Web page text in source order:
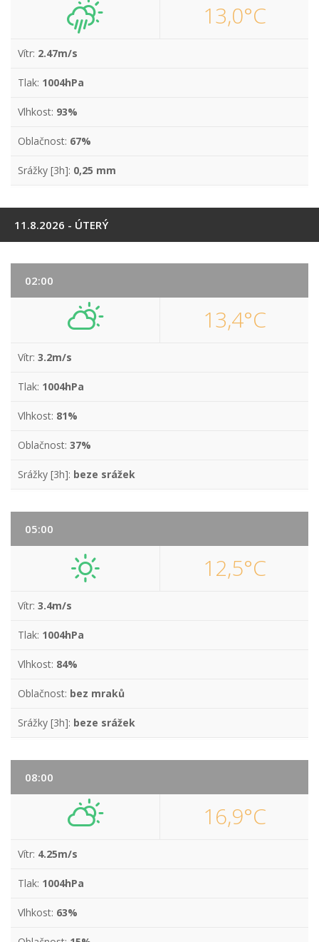
13,0°C
Vítr: 2.47m/s
Tlak: 1004hPa
Vlhkost: 93%
Oblačnost: 67%
Srážky [3h]: 0,25 mm
11.8.2026 - ÚTERÝ
02:00
13,4°C
Vítr: 3.2m/s
Tlak: 1004hPa
Vlhkost: 81%
Oblačnost: 37%
Srážky [3h]: beze srážek
05:00
12,5°C
Vítr: 3.4m/s
Tlak: 1004hPa
Vlhkost: 84%
Oblačnost: bez mraků
Srážky [3h]: beze srážek
08:00
16,9°C
Vítr: 4.25m/s
Tlak: 1004hPa
Vlhkost: 63%